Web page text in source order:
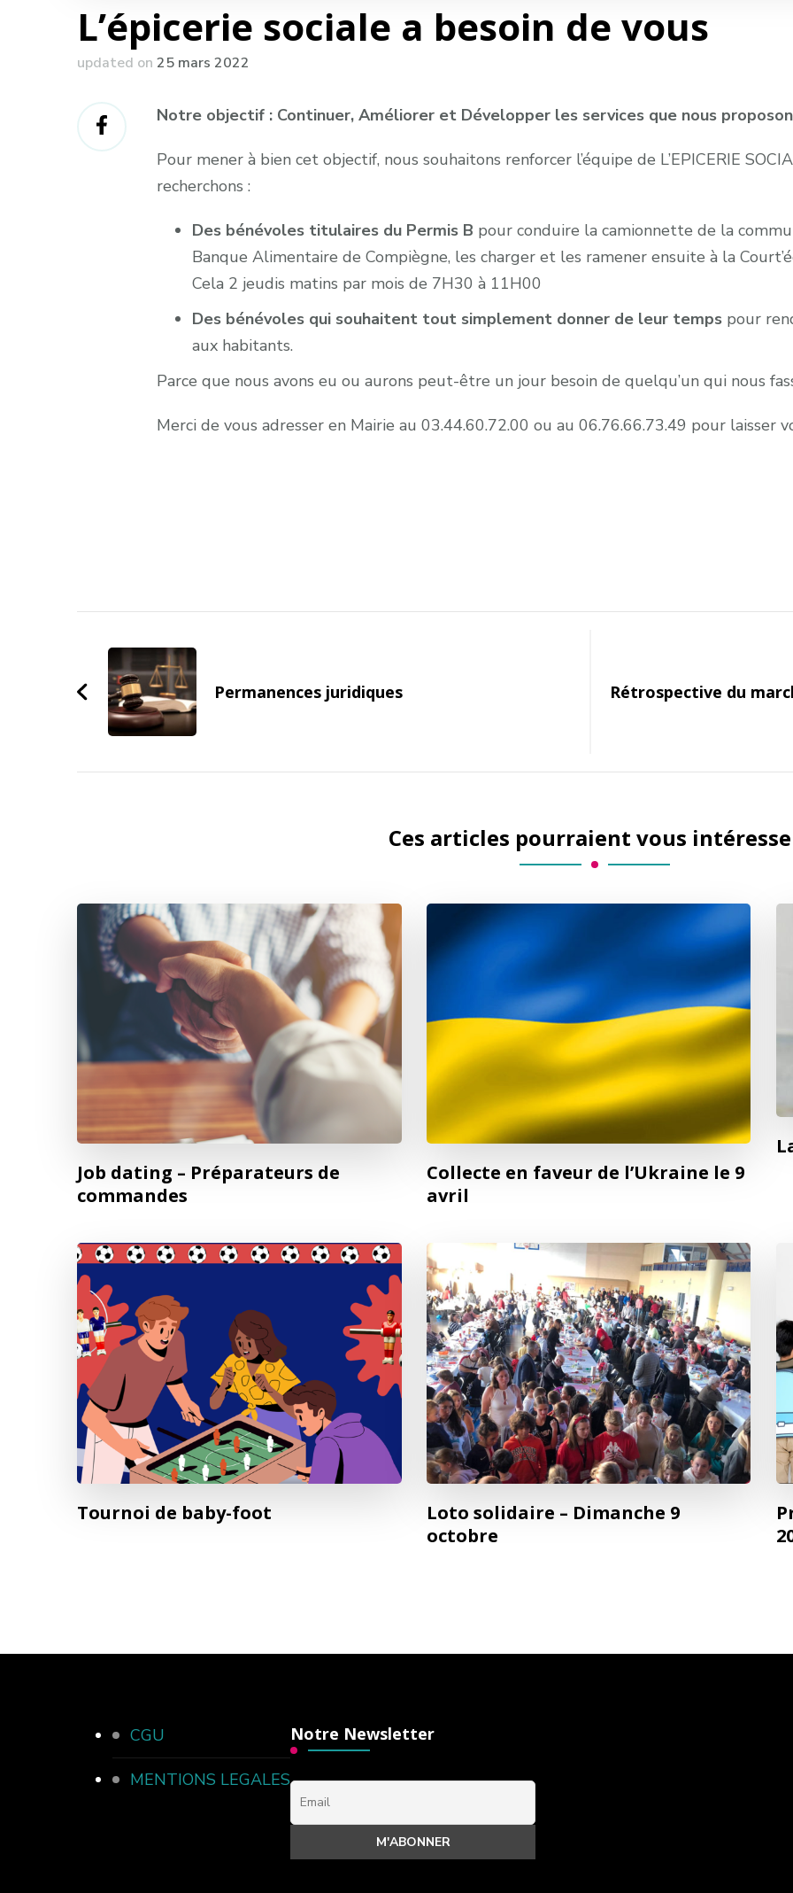
L’épicerie sociale a besoin de vous
updated on 25 mars 2022
Notre objectif : Continuer, Améliorer et Développer les services que nous
Pour mener à bien cet objectif, nous souhaitons renforcer l’équipe de L’EPICERIE
recherchons :
Des bénévoles titulaires du Permis B pour conduire la camionnette de la
Banque Alimentaire de Compiègne, les charger et les ramener ensuite à la
Cela 2 jeudis matins par mois de 7H30 à 11H00
Des bénévoles qui souhaitent tout simplement donner de leur temps pour
aux habitants.
Parce que nous avons eu ou aurons peut-être un jour besoin de quelqu’un qui nous
Merci de vous adresser en Mairie au 03.44.60.72.00 ou au 06.76.66.73.49 pour laisser
Navigation
Permanences juridiques Rétrospective du
Ces articles pourraient vous
Job dating – Préparateurs de
commandes
Collecte en faveur de l’Ukraine le 9
avril
Tournoi de baby-foot
Loto solidaire – Dimanche 9
octobre
CGU
MENTIONS LEGALES
Notre Newsletter